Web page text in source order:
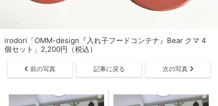
irodori「OMM-design『入れ子フードコンテナ』Bear クマ 4
個セット」2,200円（税込）
前の写真 記事に戻る 次の写真